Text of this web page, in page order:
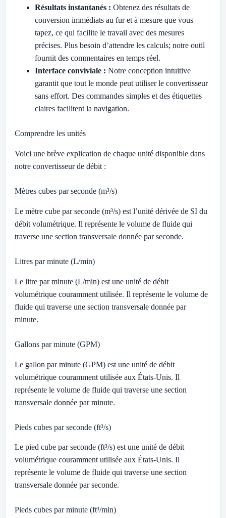
Résultats instantanés : Obtenez des résultats de
conversion immédiats au fur et à mesure que vous
tapez, ce qui facilite le travail avec des mesures
précises. Plus besoin d’attendre les calculs; notre outil
fournit des commentaires en temps réel.
Interface conviviale : Notre conception intuitive
garantit que tout le monde peut utiliser le convertisseur
sans effort. Des commandes simples et des étiquettes
claires facilitent la navigation.
Comprendre les unités
Voici une brève explication de chaque unité disponible dans
notre convertisseur de débit :
Mètres cubes par seconde (m³/s)
Le mètre cube par seconde (m³/s) est l’unité dérivée de SI du
débit volumétrique. Il représente le volume de fluide qui
traverse une section transversale donnée par seconde.
Litres par minute (L/min)
Le litre par minute (L/min) est une unité de débit
volumétrique couramment utilisée. Il représente le volume de
fluide qui traverse une section transversale donnée par
minute.
Gallons par minute (GPM)
Le gallon par minute (GPM) est une unité de débit
volumétrique couramment utilisée aux États-Unis. Il
représente le volume de fluide qui traverse une section
transversale donnée par minute.
Pieds cubes par seconde (ft³/s)
Le pied cube par seconde (ft³/s) est une unité de débit
volumétrique couramment utilisée aux États-Unis. Il
représente le volume de fluide qui traverse une section
transversale donnée par seconde.
Pieds cubes par minute (ft³/min)